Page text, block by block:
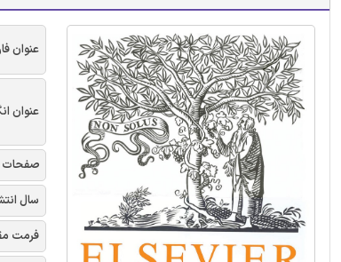
عنوان
عنوان
صفحات
سال
فرمت